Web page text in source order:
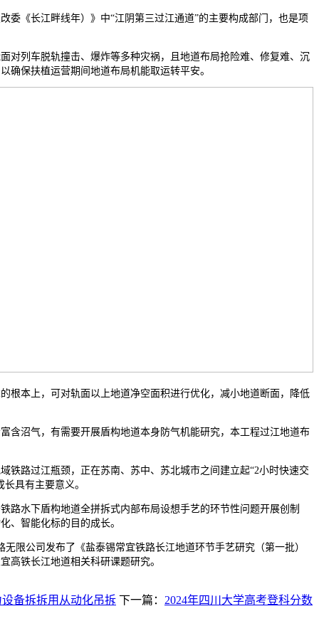
《长江畔线年）》中“江阴第三过江通道”的主要构成部门，也是项
列车脱轨撞击、爆炸等多种灾祸，且地道布局抢险难、修复难、沉
确保扶植运营期间地道布局机能取运转平安。
本上，可对轨面以上地道净空面积进行优化，减小地道断面，降低
沼气，有需要开展盾构地道本身防气机能研究，本工程过江地道布
路过江瓶颈，正在苏南、苏中、苏北城市之间建立起“2小时快速交
具有主要意义。
水下盾构地道全拼拆式内部布局设想手艺的环节性问题开展创制
、智能化标的目的成长。
公司发布了《盐泰锡常宜铁路长江地道环节手艺研究（第一批）
高铁长江地道相关科研课题研究。
备拆拆用从动化吊拆 下一篇： 2024年四川大学高考登科分数